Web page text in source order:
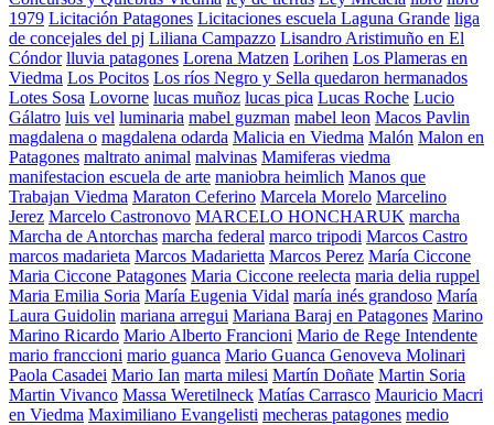
1979 Licitación Patagones Licitaciones escuela Laguna Grande liga
de concejales del pj Liliana Campazzo Lisandro Aristimuño en El
Cóndor lluvia patagones Lorena Matzen Lorihen Los Plameras en
Viedma Los Pocitos Los ríos Negro y Sella quedaron hermanados
Lotes Sosa Lovorne lucas muñoz lucas pica Lucas Roche Lucio
Gálatro luis vel luminaria mabel guzman mabel leon Macos Pavlin
magdalena o magdalena odarda Malicia en Viedma Malón Malon en
Patagones maltrato animal malvinas Mamiferas viedma
manifestacion escuela de arte maniobra heimlich Manos que
Trabajan Viedma Maraton Ceferino Marcela Morelo Marcelino
Jerez Marcelo Castronovo MARCELO HONCHARUK marcha
Marcha de Antorchas marcha federal marco tripodi Marcos Castro
marcos madarieta Marcos Madarietta Marcos Perez María Ciccone
Maria Ciccone Patagones Maria Ciccone reelecta maria delia ruppel
Maria Emilia Soria María Eugenia Vidal maría inés grandoso María
Laura Guidolin mariana arregui Mariana Baraj en Patagones Marino
Marino Ricardo Mario Alberto Francioni Mario de Rege Intendente
mario franccioni mario guanca Mario Guanca Genoveva Molinari
Paola Casadei Mario Ian marta milesi Martín Doñate Martin Soria
Martin Vivanco Massa Weretilneck Matías Carrasco Mauricio Macri
en Viedma Maximiliano Evangelisti mecheras patagones medio